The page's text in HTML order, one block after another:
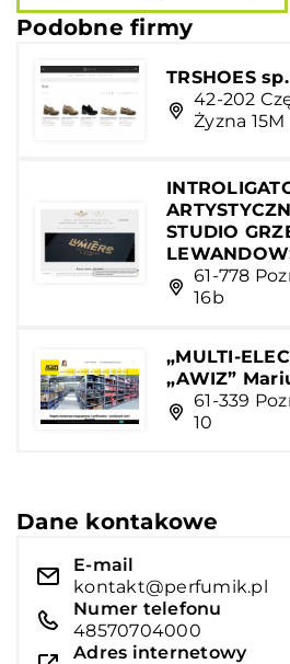
Podobne firmy
TRSHOES
42-202
Żyzna 15M
STUDIO
61-778
16b
„MULTI-
„AWIZ”
61-339
10
Dane kontakowe
E-mail
kontakt@perfumik.pl
Numer telefonu
48570704000
Adres internetowy